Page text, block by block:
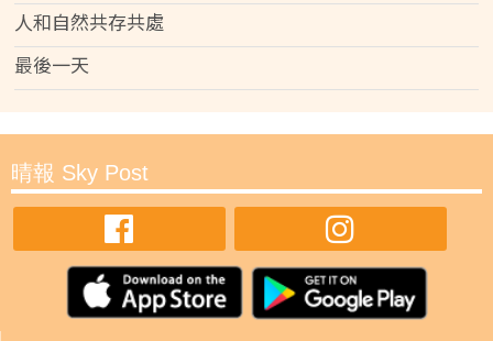
人和自然共存共處
最後一天
晴報 Sky Post